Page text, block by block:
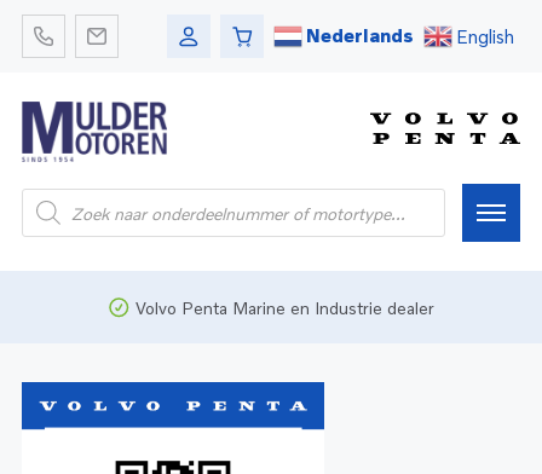
Nederlands English
Volvo Penta Marine en Industrie dealer